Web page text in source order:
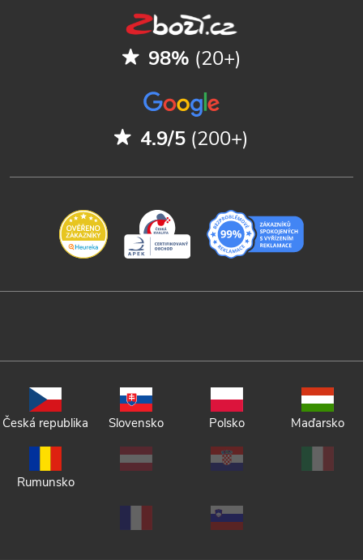
98% (20+)
4.9/5 (200+)
Česká republika Slovensko Polsko Maďarsko
Rumunsko